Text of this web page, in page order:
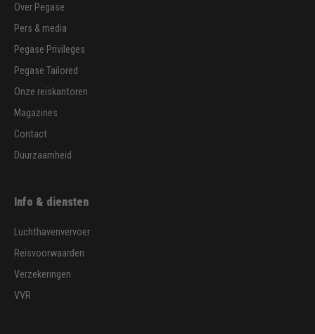
Over Pegase
Pers & media
Pegase Privileges
Pegase Tailored
Onze reiskantoren
Magazines
Contact
Duurzaamheid
Info & diensten
Luchthavenvervoer
Reisvoorwaarden
Verzekeringen
VVR